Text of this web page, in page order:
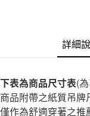
付款後7-11取貨
每筆NT$65，滿
詳細
下表為商品尺寸表(
商品附帶之紙質吊牌
僅作為舒適穿著之推